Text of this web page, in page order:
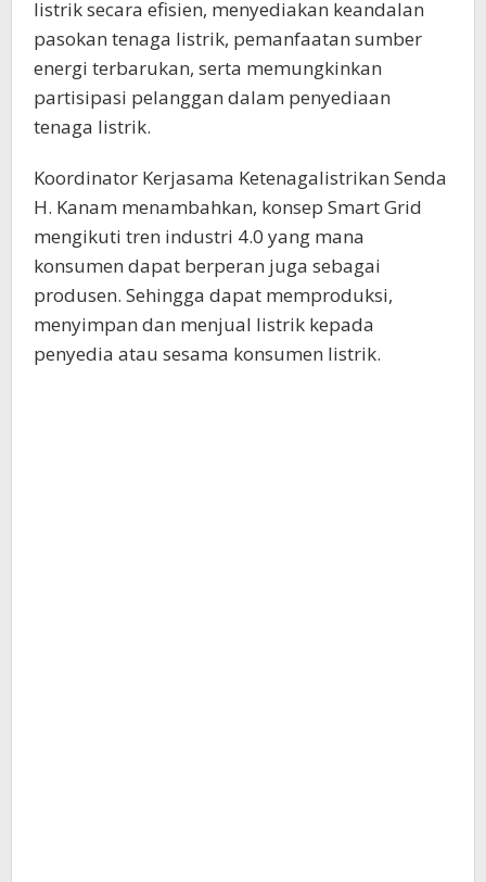
listrik secara efisien, menyediakan keandalan
pasokan tenaga listrik, pemanfaatan sumber
energi terbarukan, serta memungkinkan
partisipasi pelanggan dalam penyediaan
tenaga listrik.
Koordinator Kerjasama Ketenagalistrikan Senda
H. Kanam menambahkan, konsep Smart Grid
mengikuti tren industri 4.0 yang mana
konsumen dapat berperan juga sebagai
produsen. Sehingga dapat memproduksi,
menyimpan dan menjual listrik kepada
penyedia atau sesama konsumen listrik.